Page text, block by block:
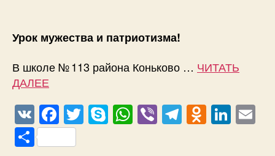
Урок мужества и патриотизма!
В школе № 113 района Коньково … ЧИТАТЬ
ДАЛЕЕ
V
K
F
a
T S W Vi T O Li
О